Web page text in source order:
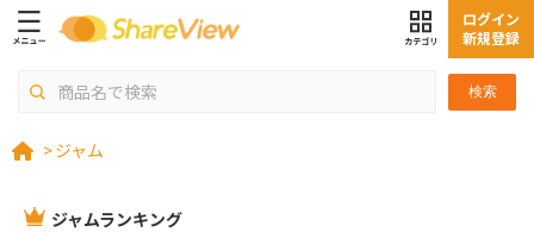
検索
ログイン
新規登録
>ジャム
ジャムランキング